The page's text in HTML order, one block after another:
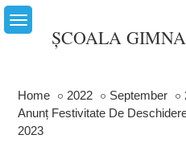
Skip
ȘCOALA
Home 2022 September
Anunț Festivitate De
2023